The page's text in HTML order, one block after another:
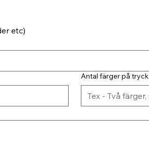
etc)
Antal färger på tryck